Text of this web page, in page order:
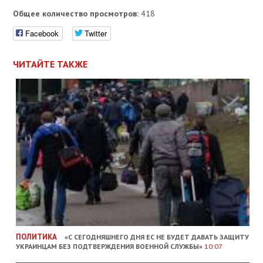
Общее количество просмотров: 418
Facebook Twitter
ЧИТАЙТЕ ТАКЖЕ
ПОЛИТИКА
«С СЕГОДНЯШНЕГО ДНЯ ЕС НЕ БУДЕТ ДАВАТЬ ЗАЩИТУ
УКРАИНЦАМ БЕЗ ПОДТВЕРЖДЕНИЯ ВОЕННОЙ СЛУЖБЫ» 10:07